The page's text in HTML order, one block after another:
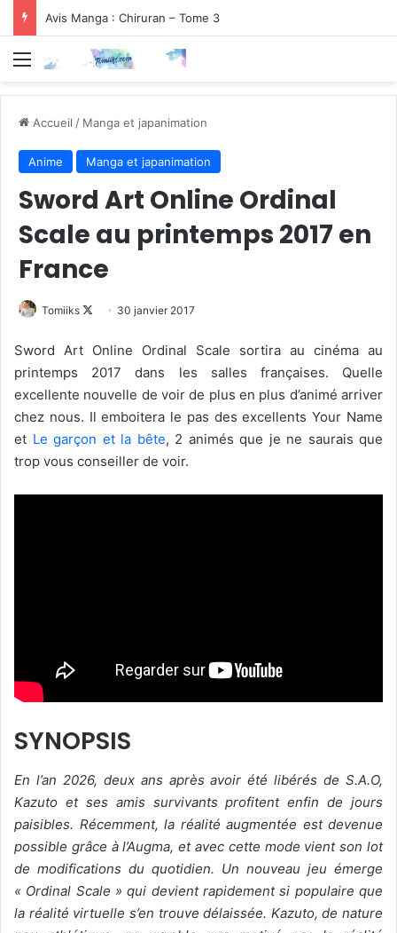
Avis Manga : Chiruran – Tome 3
Menu
Accueil / Manga et japanimation
Anime Manga et japanimation
Sword Art Online Ordinal
Scale au printemps 2017 en
France
Tomiiks
Follow
X
30 janvier 2017
Sword Art Online Ordinal Scale sortira au cinéma au
printemps 2017 dans les salles françaises. Quelle
excellente nouvelle de voir de plus en plus d’animé arriver
chez nous. Il emboitera le pas des excellents Your Name
et Le garçon et la bête, 2 animés que je ne saurais que
trop vous conseiller de voir.
SYNOPSIS
En l’an 2026, deux ans après avoir été libérés de S.A.O,
Kazuto et ses amis survivants profitent enfin de jours
paisibles. Récemment, la réalité augmentée est devenue
possible grâce à l’Augma, et avec cette mode vient son lot
de modifications du quotidien. Un nouveau jeu émerge
« Ordinal Scale » qui devient rapidement si populaire que
la réalité virtuelle s’en trouve délaissée. Kazuto, de nature